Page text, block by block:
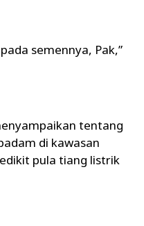
semennya, Pak,”
tentang
di kawasan
pula tiang listrik